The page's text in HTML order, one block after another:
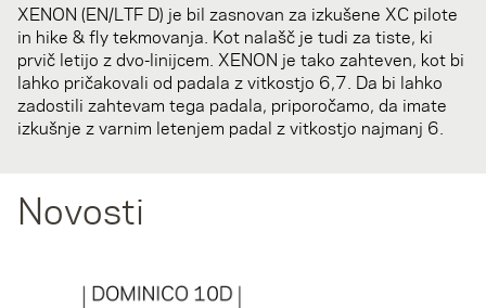
XENON (EN/LTF D) je bil zasnovan za izkušene XC pilote
in hike & fly tekmovanja. Kot nalašč je tudi za tiste, ki
prvič letijo z dvo-linijcem. XENON je tako zahteven, kot bi
lahko pričakovali od padala z vitkostjo 6,7. Da bi lahko
zadostili zahtevam tega padala, priporočamo, da imate
izkušnje z varnim letenjem padal z vitkostjo najmanj 6.
Novosti